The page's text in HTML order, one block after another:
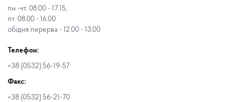
пн.-чт. 08.00 - 17.15,
пт. 08.00 - 16.00
обідня перерва - 12.00 - 13.00
Телефон:
+38 (0532) 56-19-57
Факс:
+38 (0532) 56-21-70